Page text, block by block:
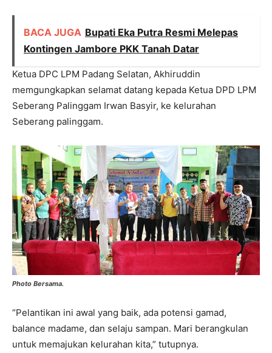
BACA JUGA Bupati Eka Putra Resmi Melepas
Kontingen Jambore PKK Tanah Datar
Ketua DPC LPM Padang Selatan, Akhiruddin
memgungkapkan selamat datang kepada Ketua DPD LPM
Seberang Palinggam Irwan Basyir, ke kelurahan
Seberang palinggam.
Photo Bersama.
“Pelantikan ini awal yang baik, ada potensi gamad,
balance madame, dan selaju sampan. Mari berangkulan
untuk memajukan kelurahan kita,” tutupnya.